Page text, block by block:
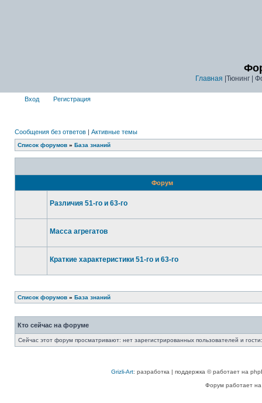
Главная |Тюнинг |
Вход Регистрация
Сообщения без ответов | Активные темы
Список форумов » База знаний
Форум
Различия 51-го и 63-го
Масса агрегатов
Краткие характеристики 51-го и 63-го
Список форумов » База знаний
Кто сейчас на форуме
Сейчас этот форум просматривают: нет зарегистрированных пользователей и
Grizli-Art: разработка | поддержка © работает на
Форум работает